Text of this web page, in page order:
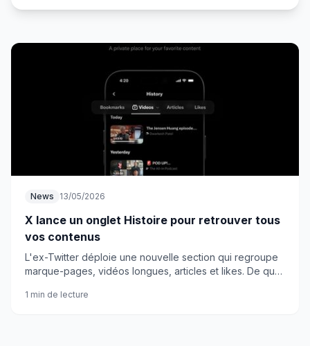
News 13/05/2026
X lance un onglet Histoire pour retrouver tous
vos contenus
L'ex-Twitter déploie une nouvelle section qui regroupe
marque-pages, vidéos longues, articles et likes. De quoi
douteuse.
1 min de lecture